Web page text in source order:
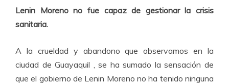
Lenin Moreno no fue capaz de gestionar la crisis
sanitaria.
A la crueldad y abandono que observamos en la
ciudad de Guayaquil , se ha sumado la sensación de
que el gobierno de Lenin Moreno no ha tenido ninguna